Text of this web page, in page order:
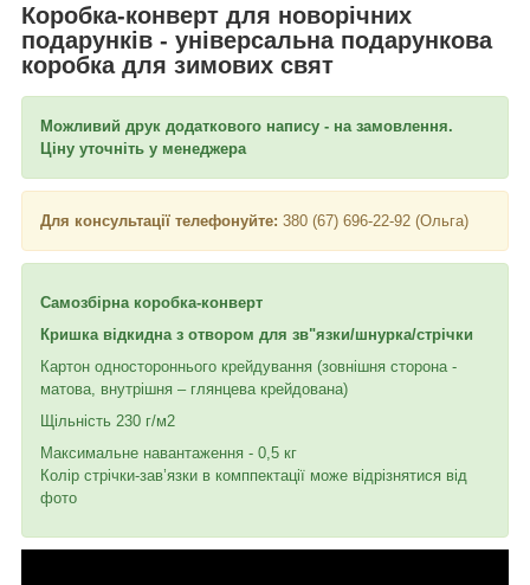
Коробка-конверт для новорічних
подарунків - універсальна подарункова
коробка для зимових свят
Можливий друк додаткового напису - на замовлення.
Ціну уточніть у менеджера
Для консультації телефонуйте: 380 (67) 696-22-92 (Ольга)
Самозбірна коробка-конверт
Кришка відкидна з отвором для зв"язки/шнурка/стрічки
Картон одностороннього крейдування (зовнішня сторона -
матова, внутрішня – глянцева крейдована)
Щільність 230 г/м2
Максимальне навантаження - 0,5 кг
Колір стрічки-зав’язки в комппектації може відрізнятися від
фото